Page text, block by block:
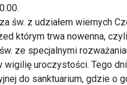
św. z udziałem wiernych
którym trwa nowenna,
ze specjalnymi
uroczystości. Tego
do sanktuarium, gdzie o